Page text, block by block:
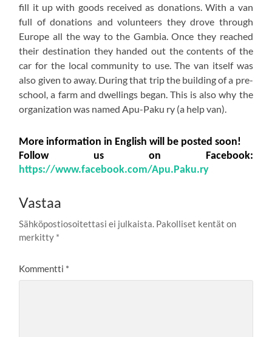
fill it up with goods received as donations. With a van
full of donations and volunteers they drove through
Europe all the way to the Gambia. Once they reached
their destination they handed out the contents of the
car for the local community to use. The van itself was
also given to away. During that trip the building of a pre-
school, a farm and dwellings began. This is also why the
organization was named Apu-Paku ry (a help van).
More information in English will be posted soon!
Follow us on Facebook:
https://www.facebook.com/Apu.Paku.ry
Vastaa
Sähköpostiosoitettasi ei julkaista. Pakolliset kentät on
merkitty *
Kommentti *